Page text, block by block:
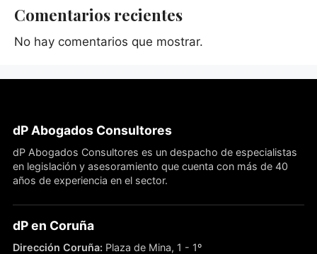
Comentarios recientes
No hay comentarios que mostrar.
dP Abogados Consultores
dP Abogados Consultores es un despacho de especialistas
en legislación y asesoramiento que cuenta con más de 40
años de experiencia en el sector.
dP en Coruña
Dirección Coruña: Plaza de Mina, 1 - 1º